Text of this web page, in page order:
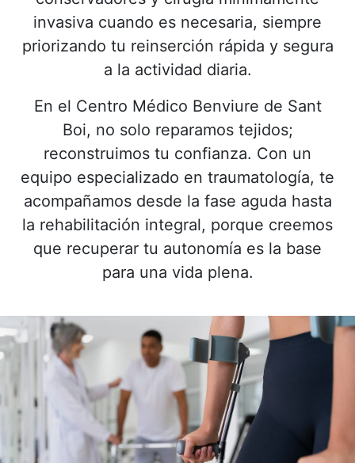
invasiva cuando es necesaria, siempre
priorizando tu reinserción rápida y segura
a la actividad diaria.
En el Centro Médico Benviure de Sant
Boi, no solo reparamos tejidos;
reconstruimos tu confianza. Con un
equipo especializado en traumatología, te
acompañamos desde la fase aguda hasta
la rehabilitación integral, porque creemos
que recuperar tu autonomía es la base
para una vida plena.